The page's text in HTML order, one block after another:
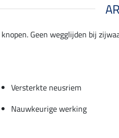
Geen wegglijden bij
Versterkte neusriem
Nauwkeurige werking